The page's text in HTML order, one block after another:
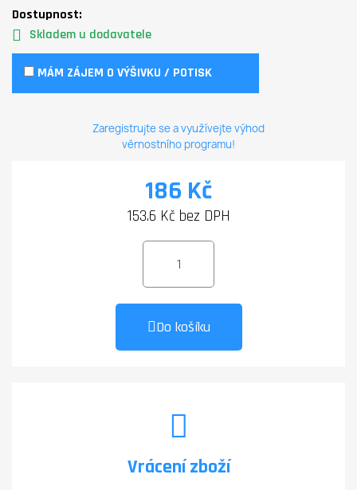
Dostupnost:
Skladem u dodavatele
MÁM ZÁJEM O VÝŠIVKU / POTISK
Zaregistrujte se a využívejte výhod
věrnostního programu!
186 Kč
153.6 Kč bez DPH
Do košíku
Vrácení zboží